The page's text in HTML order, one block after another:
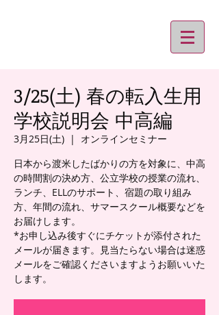
3/25(土) 春の転入生用
学校説明会 中高編
3月25日(土)
  |
オンラインセミナー
日本から渡米したばかりの方を対象に、中高
の時間割の決め方、公立学校の授業の流れ、
ランチ、ELLのサポート、宿題の取り組み
方、年間の流れ、サマースクール概要などを
お届けします。
*お申し込み後すぐにチケットが添付された
メールが届きます。見当たらない場合は迷惑
メールをご確認くださいますようお願いいた